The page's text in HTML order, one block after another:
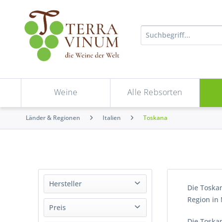
Weine Alle Rebsorten
Länder & Regionen Italien Toskana
Hersteller
Antinori
Antinori - Fattoria Aldobrandesca
Preis
Die
Region